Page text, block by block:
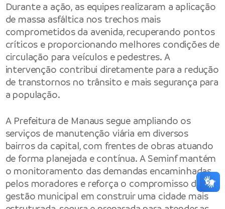
Durante a ação, as equipes realizaram a aplicação
de massa asfáltica nos trechos mais
comprometidos da avenida, recuperando pontos
críticos e proporcionando melhores condições de
circulação para veículos e pedestres. A
intervenção contribui diretamente para a redução
de transtornos no trânsito e mais segurança para
a população.
A Prefeitura de Manaus segue ampliando os
serviços de manutenção viária em diversos
bairros da capital, com frentes de obras atuando
de forma planejada e contínua. A Seminf mantém
o monitoramento das demandas encaminhadas
pelos moradores e reforça o compromisso da
gestão municipal em construir uma cidade mais